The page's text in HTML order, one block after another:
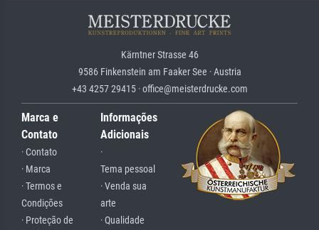
Kärntner Strasse 46
9586 Finkenstein am Faaker See · Austria
+43 4257 29415 · office@meisterdrucke.com
Marca e
Contato
· Contato
· Marca
· Termos e
Condições
· Proteção de
Informações
Adicionais
·
Tema pessoal
· Venda sua
arte
· Qualidade